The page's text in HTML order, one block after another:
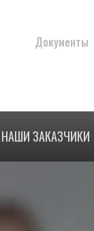
Документы
НАШИ ЗАКАЗЧИКИ